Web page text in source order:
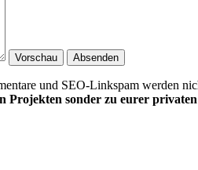
und SEO-Linkspam werden
Projekten sonder zu eurer privaten